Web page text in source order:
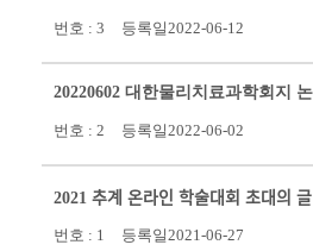
번호 : 3 등록일2022-06-12
번호 : 2 등록일2022-06-02
2021 추계 온라인 학술대회 초대의 글
번호 : 1 등록일2021-06-27